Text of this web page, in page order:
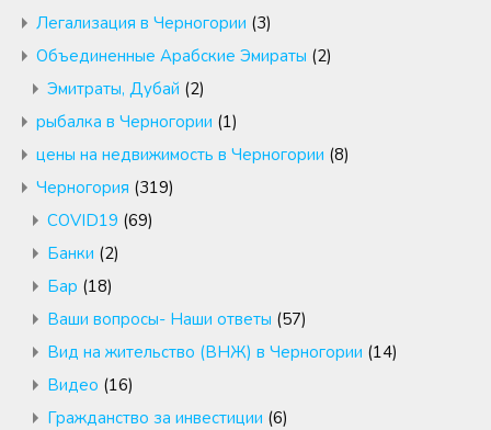
Легализация в Черногории (3)
Объединенные Арабские Эмираты (2)
Эмитраты, Дубай (2)
рыбалка в Черногории (1)
цены на недвижимость в Черногории (8)
Черногория (319)
COVID19 (69)
Банки (2)
Бар (18)
Ваши вопросы- Наши ответы (57)
Вид на жительство (ВНЖ) в Черногории (14)
Видео (16)
Гражданство за инвестиции (6)